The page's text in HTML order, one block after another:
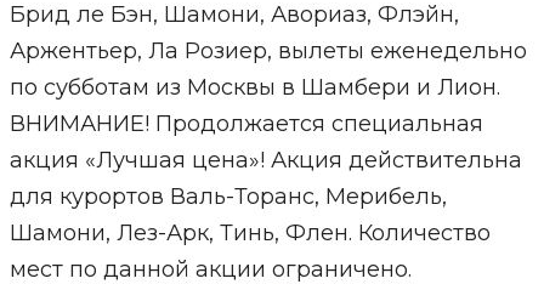
Брид ле Бэн, Шамони, Авориаз, Флэйн,
Аржентьер, Ла Розиер, вылеты еженедельно
по субботам из Москвы в Шамбери и Лион.
ВНИМАНИЕ! Продолжается специальная
акция «Лучшая цена»! Акция действительна
для курортов Валь-Торанс, Мерибель,
Шамони, Лез-Арк, Тинь, Флен. Количество
мест по данной акции ограничено.